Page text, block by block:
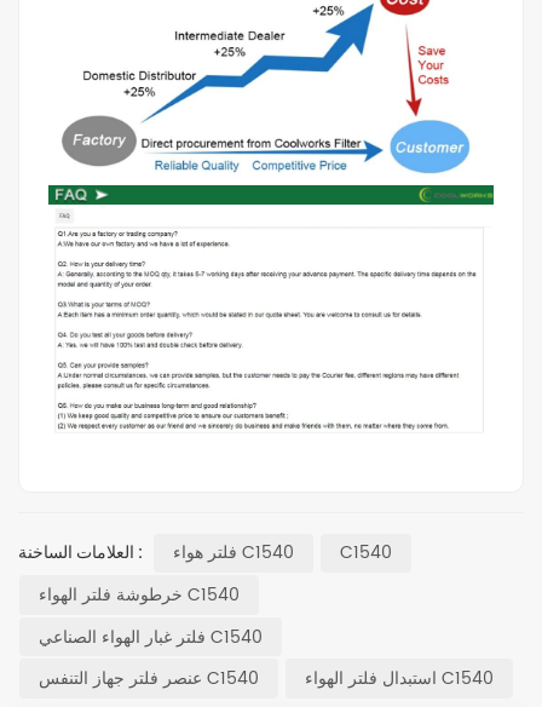
العلامات الساخنة : فلتر هواء C1540
C1540
خرطوشة فلتر الهواء C1540
فلتر غبار الهواء الصناعي C1540
عنصر فلتر جهاز التنفس C1540
استبدال فلتر الهواء C1540